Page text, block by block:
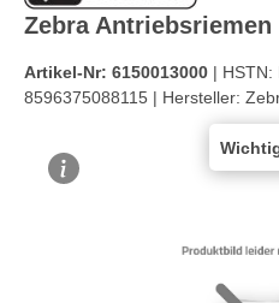
Zebra Antriebsriemen
Artikel-Nr: 6150013000 | HSTN:
8596375088115 | Hersteller: